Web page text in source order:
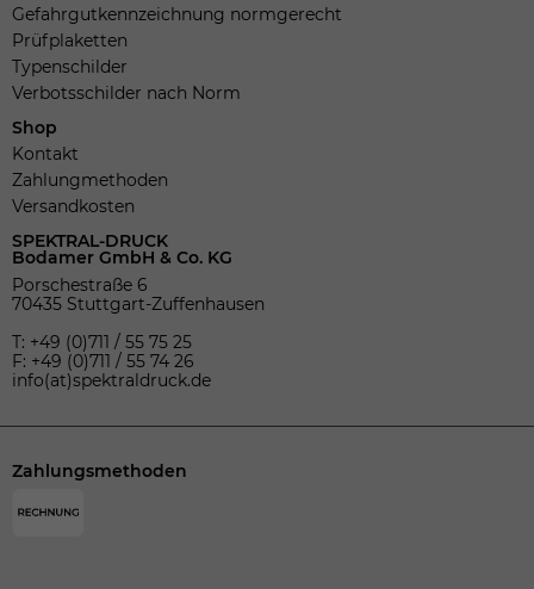
Gefahrgutkennzeichnung normgerecht
Prüfplaketten
Typenschilder
Verbotsschilder nach Norm
Shop
Kontakt
Zahlungmethoden
Versandkosten
SPEKTRAL-DRUCK
Bodamer GmbH & Co. KG
Porschestraße 6
70435 Stuttgart-Zuffenhausen
T: +49 (0)711 / 55 75 25
F: +49 (0)711 / 55 74 26
info(at)spektraldruck.de
Zahlungsmethoden